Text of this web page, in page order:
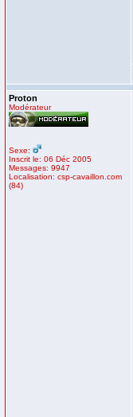
Proton
Modérateur
Sexe:
Inscrit le: 06 Déc 2005
Messages: 9947
Localisation: csp-cavaillon.com
(84)